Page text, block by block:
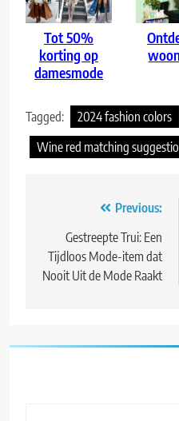
Tot 50%
korting op
damesmode
Tagged: 2024 fashion colors
Wine red matching
navigatie
Previous:
Gestreepte Trui: Een
Tijdloos Mode-item dat
Nooit Uit de Mode Raakt